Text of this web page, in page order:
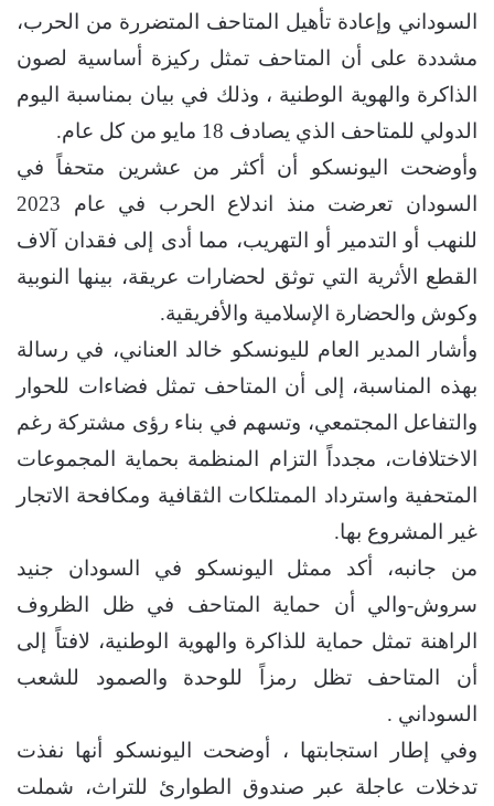
السوداني وإعادة تأهيل المتاحف المتضررة من الحرب،
مشددة على أن المتاحف تمثل ركيزة أساسية لصون
الذاكرة والهوية الوطنية ، وذلك في بيان بمناسبة اليوم
الدولي للمتاحف الذي يصادف 18 مايو من كل عام.
وأوضحت اليونسكو أن أكثر من عشرين متحفاً في
السودان تعرضت منذ اندلاع الحرب في عام 2023
للنهب أو التدمير أو التهريب، مما أدى إلى فقدان آلاف
القطع الأثرية التي توثق لحضارات عريقة، بينها النوبية
وكوش والحضارة الإسلامية والأفريقية.
وأشار المدير العام لليونسكو خالد العناني، في رسالة
بهذه المناسبة، إلى أن المتاحف تمثل فضاءات للحوار
والتفاعل المجتمعي، وتسهم في بناء رؤى مشتركة رغم
الاختلافات، مجدداً التزام المنظمة بحماية المجموعات
المتحفية واسترداد الممتلكات الثقافية ومكافحة الاتجار
غير المشروع بها.
من جانبه، أكد ممثل اليونسكو في السودان جنيد
سروش-والي أن حماية المتاحف في ظل الظروف
الراهنة تمثل حماية للذاكرة والهوية الوطنية، لافتاً إلى
أن المتاحف تظل رمزاً للوحدة والصمود للشعب
السوداني .
وفي إطار استجابتها ، أوضحت اليونسكو أنها نفذت
تدخلات عاجلة عبر صندوق الطوارئ للتراث، شملت